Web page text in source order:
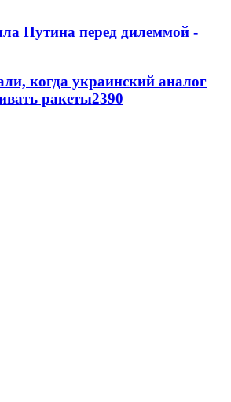
Путина перед дилеммой -
когда украинский аналог
ракеты2390